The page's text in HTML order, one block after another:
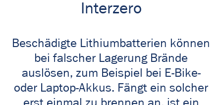
Interzero
Beschädigte Lithiumbatterien können
bei falscher Lagerung Brände
auslösen, zum Beispiel bei E-Bike-
oder Laptop-Akkus. Fängt ein solcher